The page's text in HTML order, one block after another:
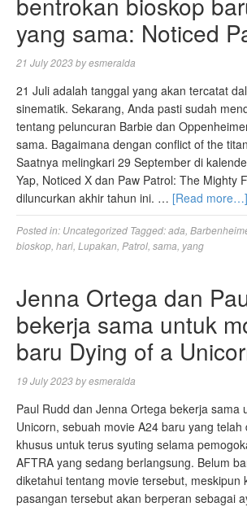
yang sama: Noticed
21 July 2023byesmeralda
21 Juli adalah tanggal yang akan tercatat
sinematik. Sekarang, Anda pasti sudah
tentang peluncuran Barbie dan
sama. Bagaimana dengan conflict of the
Saatnya melingkari 29 September di
Yap, Noticed X dan Paw Patrol: The Mighty
diluncurkan akhir tahun ini. … [Read more…]
Posted in: Uncategorized Tagged:ada
bioskop hari Lupakan Patrol sama yang
Jenna Ortega dan
bekerja sama untuk
baru Dying of a
19 July 2023byesmeralda
Paul Rudd dan Jenna Ortega bekerja sama
Unicorn, sebuah movie A24 baru yang telah
khusus untuk terus syuting selama
AFTRA yang sedang berlangsung. Belum
diketahui tentang movie tersebut, meskipun
pasangan tersebut akan berperan sebagai